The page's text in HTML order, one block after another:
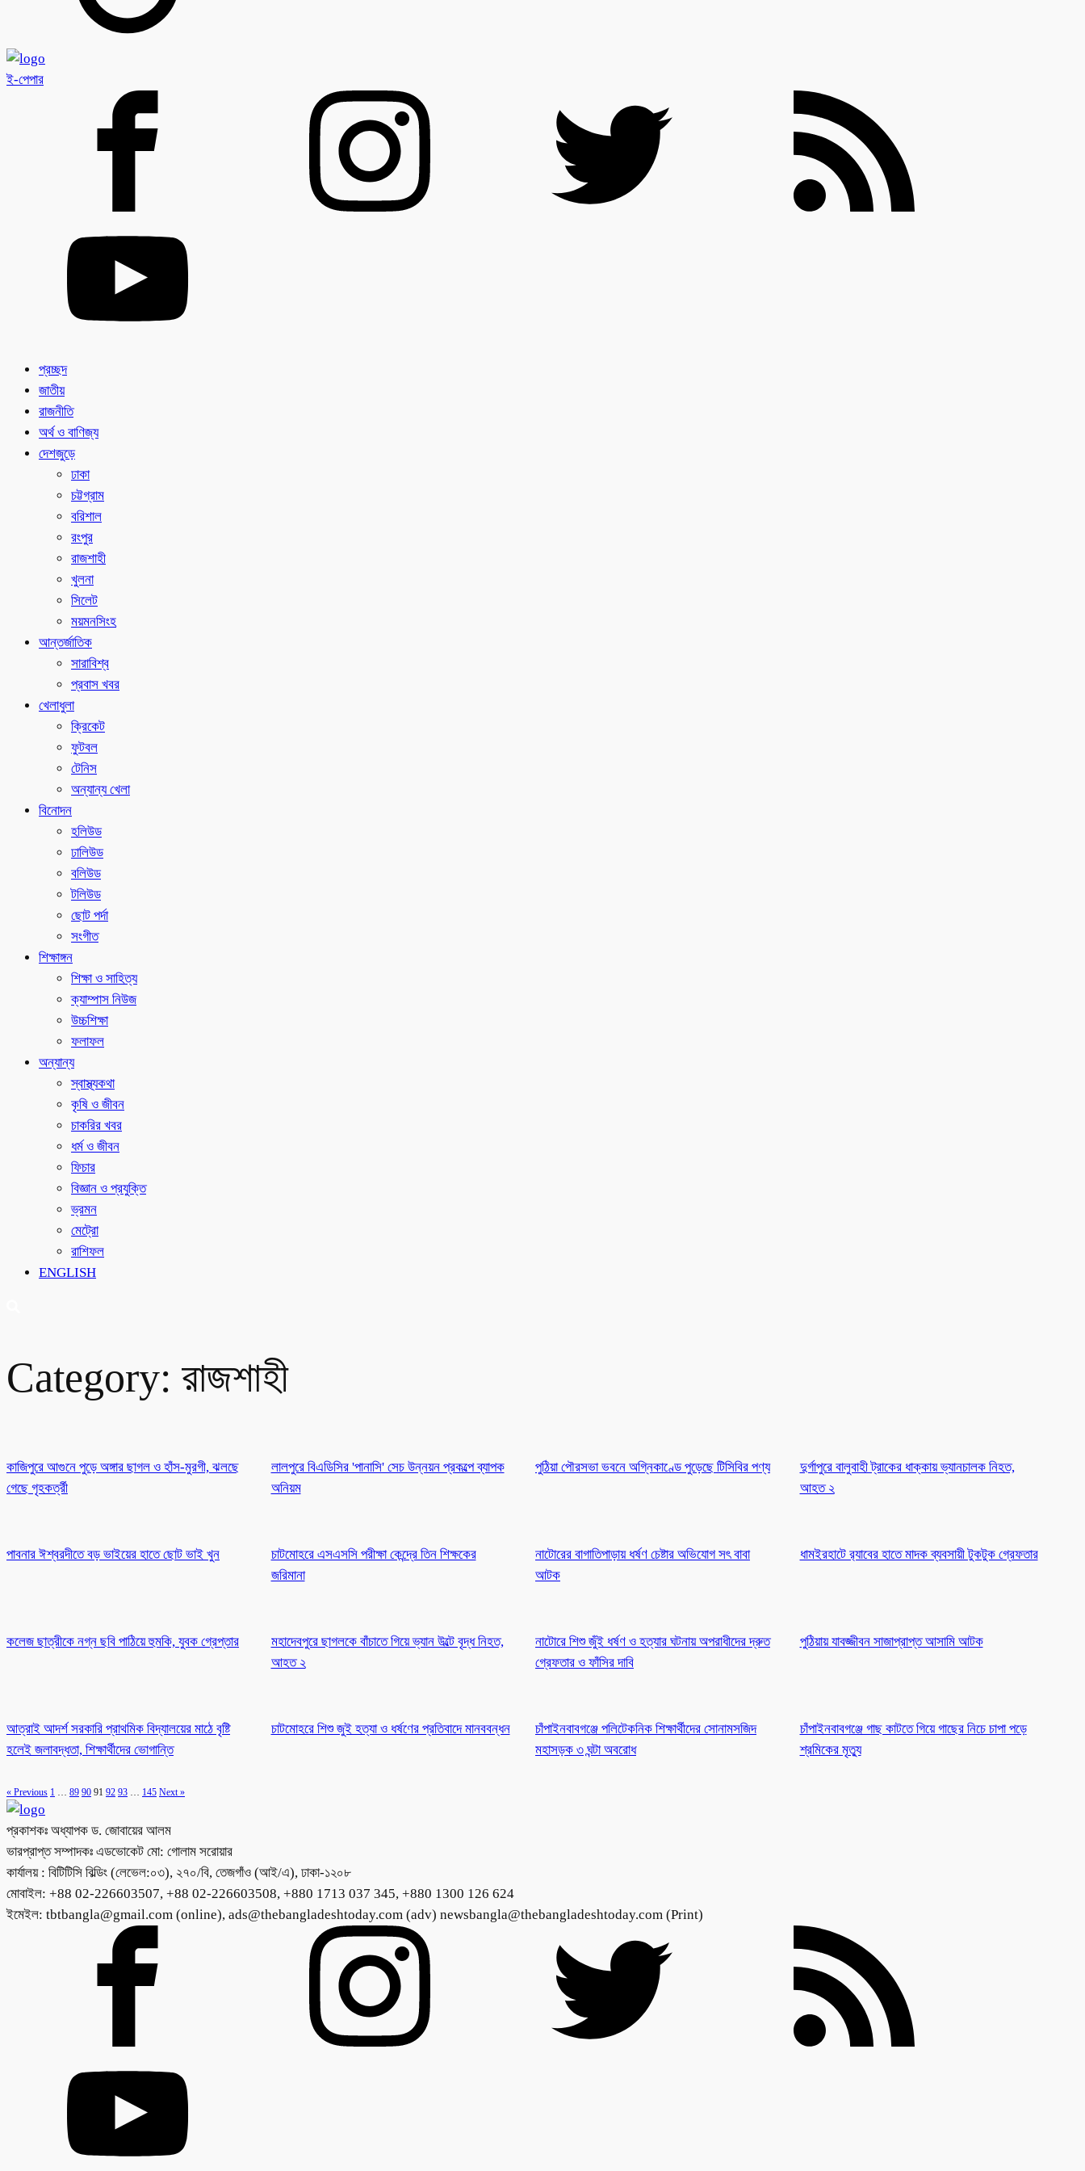
ই-পেপার
প্রচ্ছদ
জাতীয়
রাজনীতি
অর্থ ও বাণিজ্য
দেশজুড়ে
ঢাকা
চট্টগ্রাম
বরিশাল
রংপুর
রাজশাহী
খুলনা
সিলেট
ময়মনসিংহ
আন্তর্জাতিক
সারাবিশ্ব
প্রবাস খবর
খেলাধুলা
ক্রিকেট
ফুটবল
টেনিস
অন্যান্য খেলা
বিনোদন
হলিউড
ঢালিউড
বলিউড
টলিউড
ছোট পর্দা
সংগীত
শিক্ষাঙ্গন
শিক্ষা ও সাহিত্য
ক্যাম্পাস নিউজ
উচ্চশিক্ষা
ফলাফল
অন্যান্য
স্বাস্থ্যকথা
কৃষি ও জীবন
চাকরির খবর
ধর্ম ও জীবন
ফিচার
বিজ্ঞান ও প্রযুক্তি
ভ্রমন
মেট্রো
রাশিফল
ENGLISH
Category: রাজশাহী
কাজিপুরে আগুনে পুড়ে অঙ্গার ছাগল ও হাঁস-মুরগী, ঝলছে
গেছে গৃহকর্ত্রী
লালপুরে বিএডিসির 'পানাসি' সেচ উন্নয়ন প্রকল্পে ব্যাপক
অনিয়ম
পুঠিয়া পৌরসভা ভবনে অগ্নিকাণ্ডে পুড়েছে টিসিবির পণ্য
দুর্গাপুরে বালুবাহী ট্রাকের ধাক্কায় ভ্যানচালক নিহত,
আহত ২
পাবনার ঈশ্বরদীতে বড় ভাইয়ের হাতে ছোট ভাই খুন
চাটমোহরে এসএসসি পরীক্ষা কেন্দ্রে তিন শিক্ষকের
জরিমানা
নাটোরের বাগাতিপাড়ায় ধর্ষণ চেষ্টার অভিযোগ সৎ বাবা
আটক
ধামইরহাটে র‍্যাবের হাতে মাদক ব্যবসায়ী টুকটুক গ্রেফতার
কলেজ ছাত্রীকে নগ্ন ছবি পাঠিয়ে হুমকি, যুবক গ্রেপ্তার
মহাদেবপুরে ছাগলকে বাঁচাতে গিয়ে ভ্যান উল্টে বৃদ্ধ নিহত,
আহত ২
নাটোরে শিশু জুঁই ধর্ষণ ও হত্যার ঘটনায় অপরাধীদের দ্রুত
গ্রেফতার ও ফাঁসির দাবি
পুঠিয়ায় যাবজ্জীবন সাজাপ্রাপ্ত আসামি আটক
আত্রাই আদর্শ সরকারি প্রাথমিক বিদ্যালয়ের মাঠে বৃষ্টি
হলেই জলাবদ্ধতা, শিক্ষার্থীদের ভোগান্তি
চাটমোহরে শিশু জুই হত্যা ও ধর্ষণের প্রতিবাদে মানববন্ধন
চাঁপাইনবাবগঞ্জে পলিটেকনিক শিক্ষার্থীদের সোনামসজিদ
মহাসড়ক ৩ ঘন্টা অবরোধ
চাঁপাইনবাবগঞ্জে গাছ কাটতে গিয়ে গাছের নিচে চাপা পড়ে
শ্রমিকের মৃত্যু
« Previous 1 … 89 90 91 92 93 … 145 Next »
প্রকাশকঃ অধ্যাপক ড. জোবায়ের আলম
ভারপ্রাপ্ত সম্পাদকঃ এডভোকেট মো: গোলাম সরোয়ার
কার্যালয় : বিটিটিসি বিল্ডিং (লেভেল:০৩), ২৭০/বি, তেজগাঁও (আই/এ), ঢাকা-১২০৮
মোবাইল: +88 02-226603507, +88 02-226603508, +880 1713 037 345, +880 1300 126 624
ইমেইল: tbtbangla@gmail.com (online), ads@thebangladeshtoday.com (adv) newsbangla@thebangladeshtoday.com (Print)